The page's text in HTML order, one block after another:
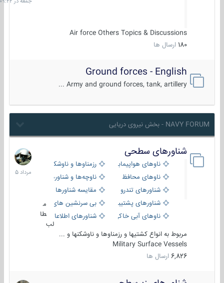
Air force Others Topics & Discussions
180 ارسال ها
Ground forces - English
Army and ground forces, tank, artillery ...
NAVY FORUM - بخش نیروی دریایی
شناورهای سطحی
ناوهای هواپیمابر و بالگرد بررزمناوها و ناوشکن‌ها
ناوهای محافظ
ناوچه‌ها و شناورهای گشتی
شناورهای تندرو
مقایسه شناورها
شناورهای پشتیبانی
بی سرنشین های دریایی
ناوهای آبی خاکی و نیروبرشناورهای اطلاعاتی و جاسوسی
طا
لب
مربوط به انواع کشتیها و رزمناوها و ناوشکنها و ...
Military Surface Vessels
6,826 ارسال ها
2
مرداد
1405